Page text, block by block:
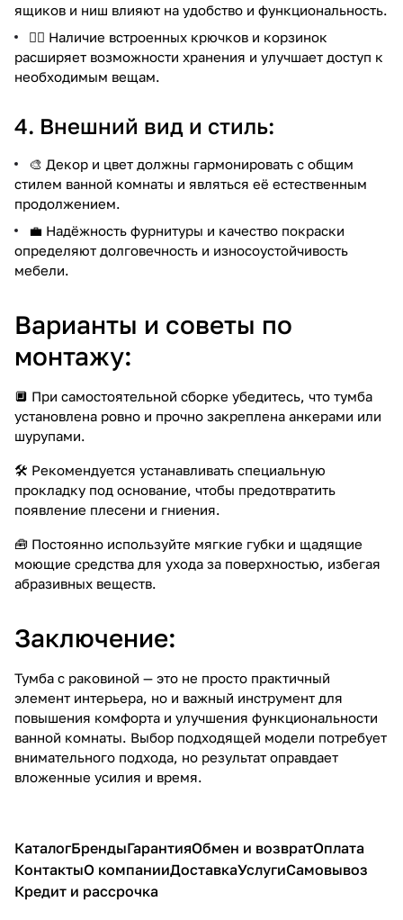
ящиков и ниш влияют на удобство и функциональность.
🏋️‍♂️ Наличие встроенных крючков и корзинок
расширяет возможности хранения и улучшает доступ к
необходимым вещам.
4. Внешний вид и стиль:
🎨 Декор и цвет должны гармонировать с общим
стилем ванной комнаты и являться её естественным
продолжением.
💼 Надёжность фурнитуры и качество покраски
определяют долговечность и износоустойчивость
мебели.
Варианты и советы по
монтажу:
🔲 При самостоятельной сборке убедитесь, что тумба
установлена ровно и прочно закреплена анкерами или
шурупами.
🛠️ Рекомендуется устанавливать специальную
прокладку под основание, чтобы предотвратить
появление плесени и гниения.
🧰 Постоянно используйте мягкие губки и щадящие
моющие средства для ухода за поверхностью, избегая
абразивных веществ.
Заключение:
Тумба с раковиной — это не просто практичный
элемент интерьера, но и важный инструмент для
повышения комфорта и улучшения функциональности
ванной комнаты. Выбор подходящей модели потребует
внимательного подхода, но результат оправдает
вложенные усилия и время.
КаталогБрендыГарантияОбмен и возвратОплата
КонтактыО компанииДоставкаУслугиСамовывоз
Кредит и рассрочка